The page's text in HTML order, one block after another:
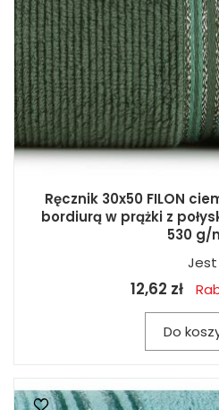
Ręcznik 30x50 FILON
bordiurą w prążki z
530 g/
Jest
12,62 zł
Do